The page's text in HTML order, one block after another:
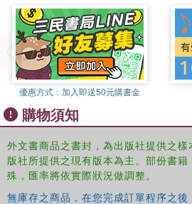
優惠方式： 加入即送50元購書金
購物須知
外文書商品之書封，為出版社提供之
版社所提供之現有版本為主。部份書
殊，匯率將依實際狀況做調整。
無庫存之商品，在您完成訂單程序之